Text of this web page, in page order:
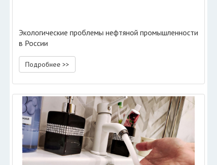
Экологические проблемы нефтяной промышленности
в России
Подробнее >>